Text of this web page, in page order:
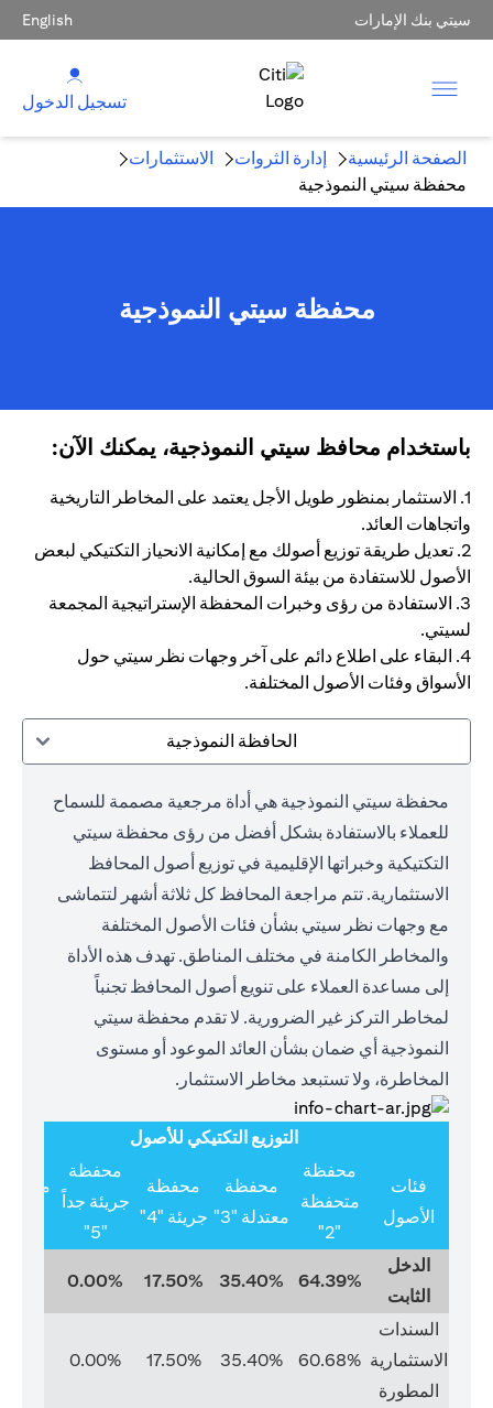
سيتي بنك الإمارات English
تسجيل الدخول
الصفحة الرئيسية إدارة الثروات
الاستثمارات
محفظة سيتي النموذجية
محفظة سيتي النموذجية
باستخدام محافظ سيتي النموذجية، يمكنك الآن:
1. الاستثمار بمنظور طويل الأجل يعتمد على المخاطر التاريخية
واتجاهات العائد.
2. تعديل طريقة توزيع أصولك مع إمكانية الانحياز التكتيكي لبعض
الأصول للاستفادة من بيئة السوق الحالية.
3. الاستفادة من رؤى وخبرات المحفظة الإستراتيجية المجمعة
لسيتي.
4. البقاء على اطلاع دائم على آخر وجهات نظر سيتي حول
الأسواق وفئات الأصول المختلفة.
الحافظة النموذجية
محفظة سيتي النموذجية هي أداة مرجعية مصممة للسماح
للعملاء بالاستفادة بشكل أفضل من رؤى محفظة سيتي
التكتيكية وخبراتها الإقليمية في توزيع أصول المحافظ
الاستثمارية. تتم مراجعة المحافظ كل ثلاثة أشهر لتتماشى
مع وجهات نظر سيتي بشأن فئات الأصول المختلفة
والمخاطر الكامنة في مختلف المناطق. تهدف هذه الأداة
إلى مساعدة العملاء على تنويع أصول المحافظ تجنباً
لمخاطر التركز غير الضرورية. لا تقدم محفظة سيتي
النموذجية أي ضمان بشأن العائد الموعود أو مستوى
المخاطرة، ولا تستبعد مخاطر الاستثمار.
التوزيع التكتيكي للأصول
فئات
الأصول
محفظة
متحفظة
"2"
محفظة
معتدلة "3"
محفظة
جريئة "4"
محفظة
جريئة جداً
"5"
الدخل
الثابت
64.39%
35.40%
17.50%
0.00%
السندات
الاستثمارية
المطورة
60.68%
35.40%
17.50%
0.00%